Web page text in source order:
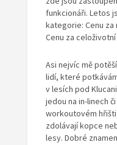
funkcionáři. Letos
kategorie: Cenu
Cenu za
Asi nejvíc mě
lidí, které
v lesích pod
jedou na in-linech
workoutovém
zdolávají kopce
lesy. Dobré